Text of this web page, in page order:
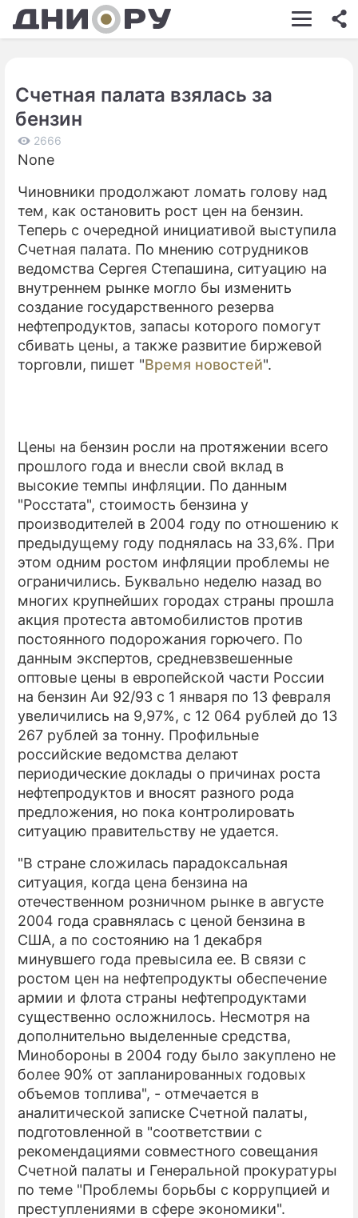
ШОУ-БИЗНЕС
КИНО
ЭКОНОМИКА
ПРОИСШЕСТВИЯ
СОННИК
СТИЛЬ ЖИЗНИ
СЕРИАЛЫ
ИГРЫ
Счетная палата взялась за
бензин
2666
None
Чиновники продолжают ломать голову над
тем, как остановить рост цен на бензин.
Теперь с очередной инициативой выступила
Счетная палата. По мнению сотрудников
ведомства Сергея Степашина, ситуацию на
внутреннем рынке могло бы изменить
создание государственного резерва
нефтепродуктов, запасы которого помогут
сбивать цены, а также развитие биржевой
торговли, пишет "Время новостей".
Цены на бензин росли на протяжении всего
прошлого года и внесли свой вклад в
высокие темпы инфляции. По данным
"Росстата", стоимость бензина у
производителей в 2004 году по отношению к
предыдущему году поднялась на 33,6%. При
этом одним ростом инфляции проблемы не
ограничились. Буквально неделю назад во
многих крупнейших городах страны прошла
акция протеста автомобилистов против
постоянного подорожания горючего. По
данным экспертов, средневзвешенные
оптовые цены в европейской части России
на бензин Аи 92/93 с 1 января по 13 февраля
увеличились на 9,97%, с 12 064 рублей до 13
267 рублей за тонну. Профильные
российские ведомства делают
периодические доклады о причинах роста
нефтепродуктов и вносят разного рода
предложения, но пока контролировать
ситуацию правительству не удается.
"В стране сложилась парадоксальная
ситуация, когда цена бензина на
отечественном розничном рынке в августе
2004 года сравнялась с ценой бензина в
США, а по состоянию на 1 декабря
минувшего года превысила ее. В связи с
ростом цен на нефтепродукты обеспечение
армии и флота страны нефтепродуктами
существенно осложнилось. Несмотря на
дополнительно выделенные средства,
Минобороны в 2004 году было закуплено не
более 90% от запланированных годовых
объемов топлива", - отмечается в
аналитической записке Счетной палаты,
подготовленной в "соответствии с
рекомендациями совместного совещания
Счетной палаты и Генеральной прокуратуры
по теме "Проблемы борьбы с коррупцией и
преступлениями в сфере экономики".